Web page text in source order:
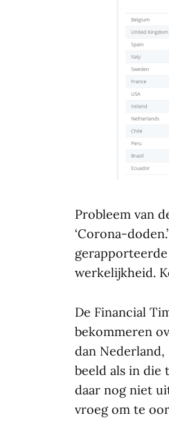
Probleem van
‘Corona-
werkelijkheid.
De Financial
bekommeren
dan Nederland,
beeld als in die
daar nog niet
vroeg om te